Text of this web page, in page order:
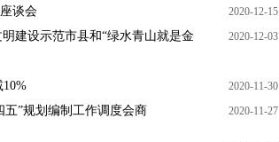
谈会 2020-12-15
建设示范市县和“绿水青山就是金
2020-12-03
2020-11-30
”规划编制工作调度会商 2020-11-27